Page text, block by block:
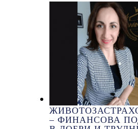
– ФИНАНСОВА